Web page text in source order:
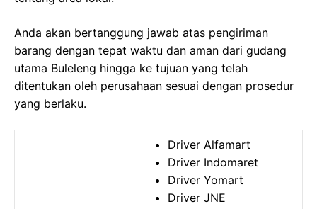
Anda akan bertanggung jawab atas pengiriman
barang dengan tepat waktu dan aman dari gudang
utama Buleleng hingga ke tujuan yang telah
ditentukan oleh perusahaan sesuai dengan prosedur
yang berlaku.
Driver Alfamart
Driver Indomaret
Driver Yomart
Driver JNE